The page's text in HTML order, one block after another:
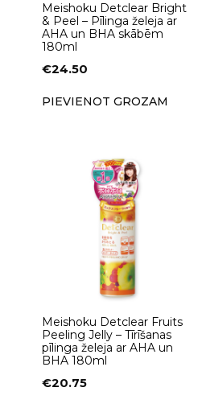
Meishoku Detclear Bright
& Peel – Pīlinga želeja ar
AHA un BHA skābēm
180ml
€24.50
PIEVIENOT GROZAM
Meishoku Detclear Fruits
Peeling Jelly – Tīrīšanas
pīlinga želeja ar AHA un
BHA 180ml
€20.75